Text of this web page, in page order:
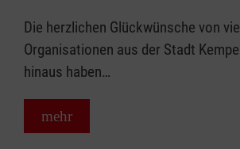
Die herzlichen Glückwünsche von
Organisationen aus der Stadt
hinaus haben…
mehr